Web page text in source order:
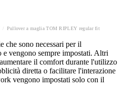
Pullover a maglia TOM RIPLEY regular fit
che sono necessari per il
vengono sempre impostati. Altri
il comfort durante l'utilizzo
diretta o facilitare l'interazione
vengono impostati solo con il